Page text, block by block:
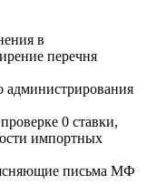
в
перечня
администрирования
0 ставки,
импортных
письма МФ